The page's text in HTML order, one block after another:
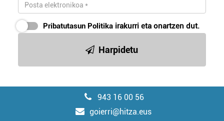
Pribatutasun Politika irakurri eta onartzen dut.
Harpidetu
943 16 00 56
goierri@hitza.eus